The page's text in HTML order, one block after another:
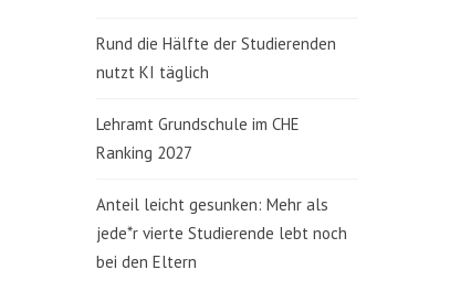
Rund die Hälfte der Studierenden
nutzt KI täglich
Lehramt Grundschule im CHE
Ranking 2027
Anteil leicht gesunken: Mehr als
jede*r vierte Studierende lebt noch
bei den Eltern